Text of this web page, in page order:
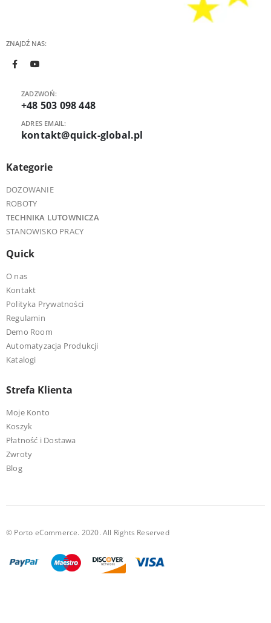
ZNAJDŹ NAS:
ZADZWOŃ:
+48 503 098 448
ADRES EMAIL:
kontakt@quick-global.pl
Kategorie
DOZOWANIE
ROBOTY
TECHNIKA LUTOWNICZA
STANOWISKO PRACY
Quick
O nas
Kontakt
Polityka Prywatności
Regulamin
Demo Room
Automatyzacja Produkcji
Katalogi
Strefa Klienta
Moje Konto
Koszyk
Płatność i Dostawa
Zwroty
Blog
© Porto eCommerce. 2020. All Rights Reserved